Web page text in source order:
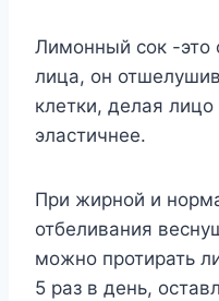
Лимонный сок -это
лица, он
клетки, делая
эластичнее.
При жирной и
отбеливания
можно протирать
5 раз в день,